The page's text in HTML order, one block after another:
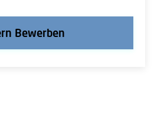
Bewerben